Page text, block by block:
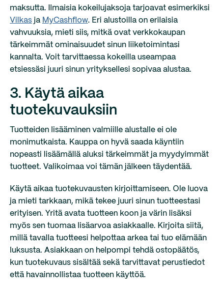
maksutta. Ilmaisia kokeilujaksoja tarjoavat esimerkiksi
Vilkas ja MyCashflow. Eri alustoilla on erilaisia
vahvuuksia, mieti siis, mitkä ovat verkkokaupan
tärkeimmät ominaisuudet sinun liiketoimintasi
kannalta. Voit tarvittaessa kokeilla useampaa
etsiessäsi juuri sinun yrityksellesi sopivaa alustaa.
3. Käytä aikaa
tuotekuvauksiin
Tuotteiden lisääminen valmiille alustalle ei ole
monimutkaista. Kauppa on hyvä saada käyntiin
nopeasti lisäämällä aluksi tärkeimmät ja myydyimmät
tuotteet. Valikoimaa voi tämän jälkeen täydentää.
Käytä aikaa tuotekuvausten kirjoittamiseen. Ole luova
ja mieti tarkkaan, mikä tekee juuri sinun tuotteestasi
erityisen. Yritä avata tuotteen koon ja värin lisäksi
myös sen tuomaa lisäarvoa asiakkaalle. Kirjoita siitä,
millä tavalla tuotteesi helpottaa arkea tai tuo elämään
luksusta. Asiakkaan on helpompi tehdä ostopäätös,
kun tuotekuvaus sisältää sekä tarvittavat perustiedot
että havainnollistaa tuotteen käyttöä.